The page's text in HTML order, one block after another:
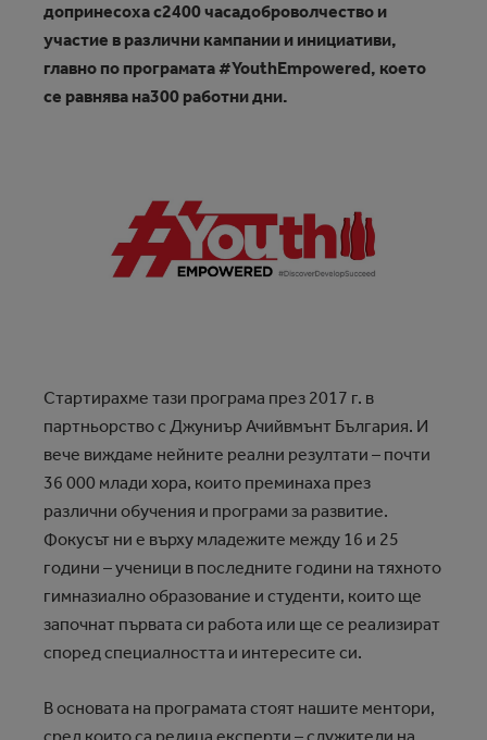
допринесоха с2400 часадоброволчество и
участие в различни кампании и инициативи,
главно по програмата #YouthEmpowered, което
се равнява на300 работни дни.
Стартирахме тази програма през 2017 г. в
партньорство с Джуниър Ачийвмънт България. И
вече виждаме нейните реални резултати – почти
36 000 млади хора, които преминаха през
различни обучения и програми за развитие.
Фокусът ни е върху младежите между 16 и 25
години – ученици в последните години на тяхното
гимназиално образование и студенти, които ще
започнат първата си работа или ще се реализират
според специалността и интересите си.
В основата на програмата стоят нашите ментори,